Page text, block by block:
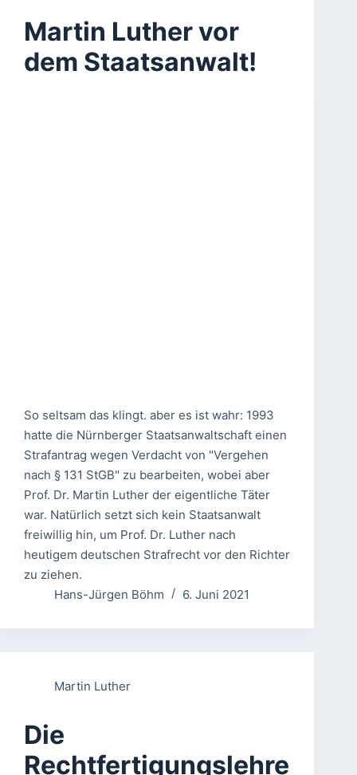
Martin Luther vor
dem Staatsanwalt!
So seltsam das klingt. aber es ist wahr: 1993
hatte die Nürnberger Staatsanwaltschaft einen
Strafantrag wegen Verdacht von "Vergehen
nach § 131 StGB" zu bearbeiten, wobei aber
Prof. Dr. Martin Luther der eigentliche Täter
war. Natürlich setzt sich kein Staatsanwalt
freiwillig hin, um Prof. Dr. Luther nach
heutigem deutschen Strafrecht vor den Richter
zu ziehen.
Hans-Jürgen Böhm
6. Juni 2021
Martin Luther
Die
Rechtfertigungslehre